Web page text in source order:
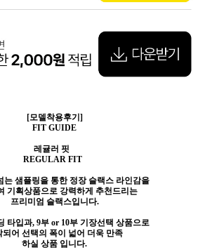
[모델착용후기]
FIT GUIDE
레귤러 핏
REGULAR FIT
는 샘플링을 통한 정장 슬랙스 라인감을
기획상품으로 강력하게 추천드리는
프리미엄 슬랙스입니다.
타입과, 9부 or 10부 기장선택 상품으로
되어 선택의 폭이 넓어 더욱 만족
하실 상품 입니다.